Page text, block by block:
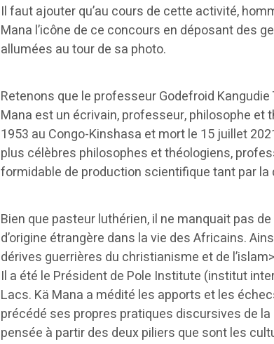
Il faut ajouter qu’au cours de cette activité,
Mana l’icône de ce concours en déposant des
allumées au tour de sa photo.
Retenons que le professeur Godefroid
Mana est un écrivain, professeur, philosophe et
1953 au Congo-Kinshasa et mort le 15 juillet
plus célèbres philosophes et théologiens,
formidable de production scientifique tant par la
Bien que pasteur luthérien, il ne manquait pas
d’origine étrangère dans la vie des Africains.
dérives guerrières du christianisme et de
Il a été le Président de Pole Institute (institut
Lacs. Kä Mana a médité les apports et les
précédé ses propres pratiques discursives de
pensée à partir des deux piliers que sont les